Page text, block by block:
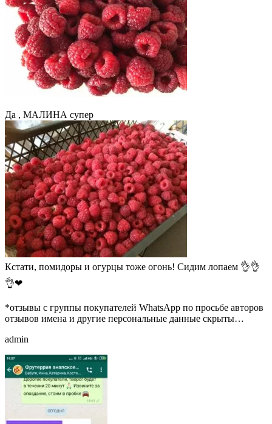
Да , МАЛИНА супер
Кстати, помидоры и огурцы тоже огонь! Сидим лопаем 👌👌
👌❤
*отзывы с группы покупателей WhatsApp по просьбе авторов
отзывов имена и другие персональные данные скрыты…
admin